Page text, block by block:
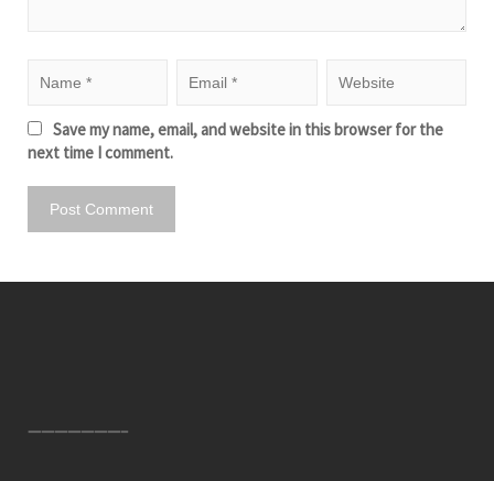
Save my name, email, and website in this browser for the
next time I comment.
———————–